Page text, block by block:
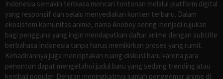
Indonesia semakin terbiasa mencari tontonan melalui platform digital
yang responsif dan selalu menyediakan konten terbaru. Dalam
ekosistem komunitas anime, nama Anoboy sering menjadi rujukan
bagi pengguna yang ingin mendapatkan daftar anime dengan subtitle
berbahasa Indonesia tanpa harus memikirkan proses yang rumit.
Kehadirannya juga menciptakan ruang diskusi baru karena para
penonton dapat mengetahui judul baru yang sedang trending atau
kembali populer. Dengan meningkatnya jumlah penggemar anime di